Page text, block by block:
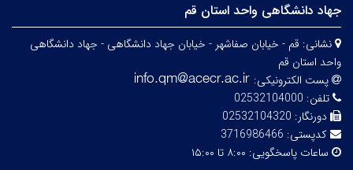
جهاد دانشگاهی واحد استان قم
نشانی: قم - خیابان صفاشهر - خیابان جهاد دانشگاهی - جهاد دانشگاهی
واحد استان قم
پست الکترونیکی:
تلفن: 02532104000
دورنگار: 02532104320
کدپستی: 3716986466
ساعات پاسخگویی: ۸:۰۰ تا ۱۵:۰۰